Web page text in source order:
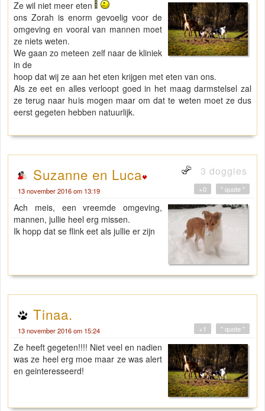
Ze wil niet meer eten
ons Zorah is enorm gevoelig voor de
omgeving en vooral van mannen moet
ze niets weten.
We gaan zo meteen zelf naar de kliniek
in de
hoop dat wij ze aan het eten krijgen met eten van ons.
Als ze eet en alles verloopt goed in het maag darmstelsel zal
ze terug naar huis mogen maar om dat te weten moet ze dus
eerst gegeten hebben natuurlijk.
Suzanne en Luca 3 doggies
13 november 2016 om 13:19 " quote "
+0
Ach meis, een vreemde omgeving,
mannen, jullie heel erg missen.
Ik hopp dat se flink eet als jullie er zijn
Tinaa.
13 november 2016 om 15:24 " quote "
+1
Ze heeft gegeten!!!! Niet veel en nadien
was ze heel erg moe maar ze was alert
en geinteresseerd!